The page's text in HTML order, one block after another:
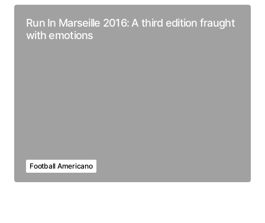
Run In Marseille 2016: A third edition fraught
with emotions
Football Americano